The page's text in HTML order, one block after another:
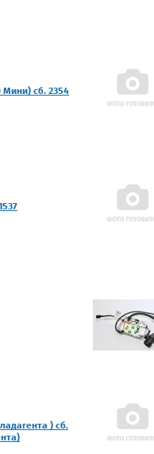
Мини) сб. 2354
) сб.